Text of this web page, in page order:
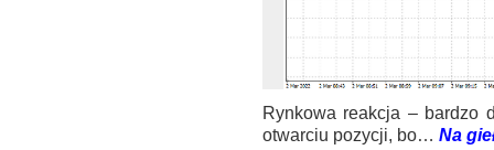
Rynkowa reakcja – bardzo
otwarciu pozycji, bo… Na